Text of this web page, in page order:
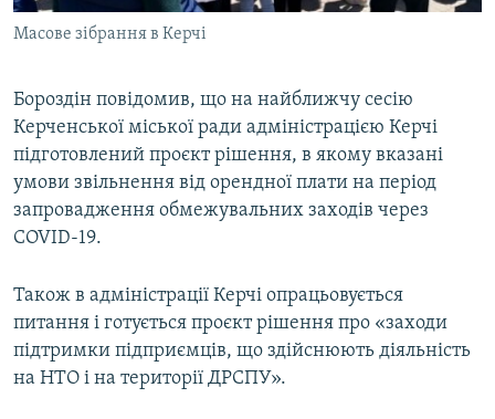
Масове зібрання в Керчі
Бороздін повідомив, що на найближчу сесію
Керченської міської ради адміністрацією Керчі
підготовлений проєкт рішення, в якому вказані
умови звільнення від орендної плати на період
запровадження обмежувальних заходів через
COVID-19.
Також в адміністрації Керчі опрацьовується
питання і готується проєкт рішення про «заходи
підтримки підприємців, що здійснюють діяльність
на НТО і на території ДРСПУ».